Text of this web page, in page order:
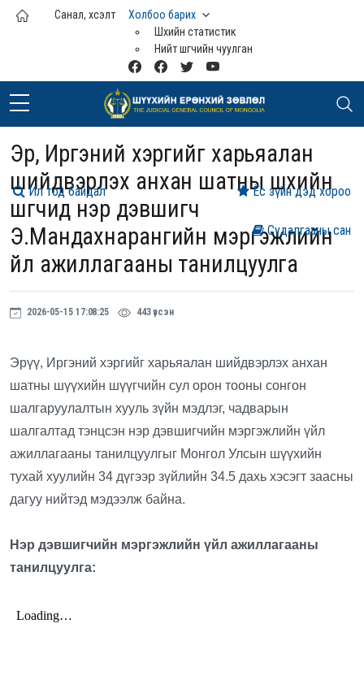
Үндсэн агуулга руу шилжих
Санал, хүсэлт
Холбоо барих
Шүүхийн статистик
Нийт шүүгчийн чуулган
Эрүү, Иргэний хэргийг харьяалан
шийдвэрлэх анхан шатны шүүхийн
шүүгчид нэр дэвшигч
Э.Мандахнарангийн мэргэжлийн
үйл ажиллагааны танилцуулга
2026-05-15 17:08:25 443 үзсэн
Эрүү, Иргэний хэргийг харьяалан шийдвэрлэх анхан
шатны шүүхийн шүүгчийн сул орон тооны сонгон
шалгаруулалтын хууль зүйн мэдлэг, чадварын
шалгалтад тэнцсэн нэр дэвшигчийн мэргэжлийн үйл
ажиллагааны танилцуулгыг Монгол Улсын шүүхийн
тухай хуулийн 34 дүгээр зүйлийн 34.5 дахь хэсэгт заасны
дагуу нийтэд мэдээлж байна.
Нэр дэвшигчийн мэргэжлийн үйл ажиллагааны
танилцуулга:
Судалгааны сан
Ёс зүйн дэд хороо
Ил тод байдал